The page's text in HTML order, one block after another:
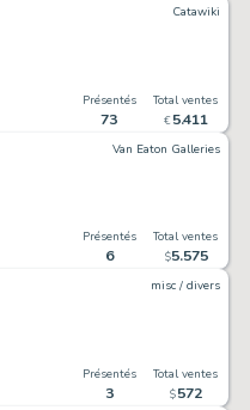
Catawiki
Présentés
73
Total ventes
€ 5.411
Van Eaton Galleries
Présentés
6
Total ventes
$5.575
misc / divers
Présentés
3
Total ventes
$572